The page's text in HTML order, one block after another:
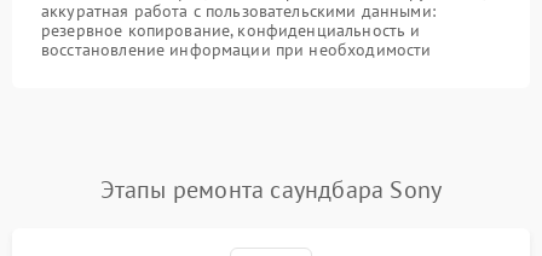
аккуратная работа с пользовательскими данными:
резервное копирование, конфиденциальность и
восстановление информации при необходимости
Этапы ремонта саундбара Sony